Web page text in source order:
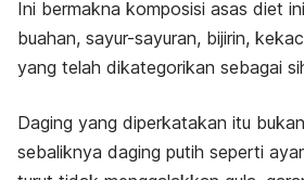
Ini bermakna komposisi asas diet
buahan, sayur-sayuran, bijirin,
yang telah dikategorikan sebagai
Daging yang diperkatakan itu
sebaliknya daging putih seperti